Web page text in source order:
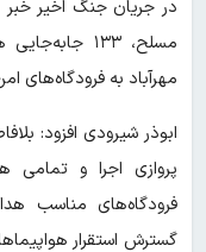
در جریان جنگ اخیر
مسلح، ۱۳۳
مهرآباد به فرودگاه‌های
ابوذر شیرودی افزود:
پروازی اجرا و تمامی
گسترش استقرار